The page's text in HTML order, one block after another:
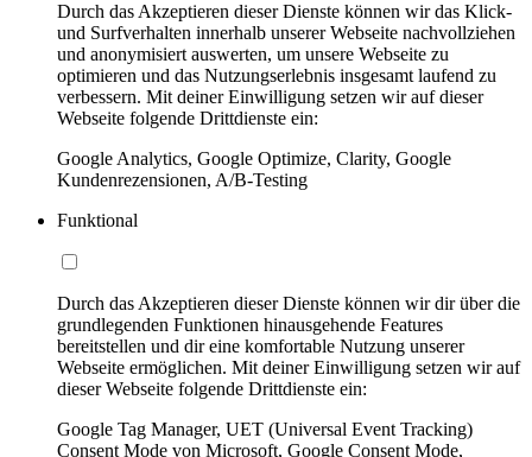
Durch das Akzeptieren dieser Dienste können wir das Klick-
und Surfverhalten innerhalb unserer Webseite nachvollziehen
und anonymisiert auswerten, um unsere Webseite zu
optimieren und das Nutzungserlebnis insgesamt laufend zu
verbessern. Mit deiner Einwilligung setzen wir auf dieser
Webseite folgende Drittdienste ein:
Google Analytics, Google Optimize, Clarity, Google
Kundenrezensionen, A/B-Testing
Funktional
Durch das Akzeptieren dieser Dienste können wir dir über die
grundlegenden Funktionen hinausgehende Features
bereitstellen und dir eine komfortable Nutzung unserer
Webseite ermöglichen. Mit deiner Einwilligung setzen wir auf
dieser Webseite folgende Drittdienste ein:
Google Tag Manager, UET (Universal Event Tracking)
Consent Mode von Microsoft, Google Consent Mode,